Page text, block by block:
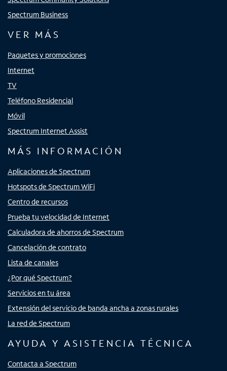
Spectrum Business
VER MÁS
Paquetes y promociones
Internet
TV
Teléfono Residencial
Móvil
Spectrum Internet Assist
MÁS INFORMACIÓN
Aplicaciones de Spectrum
Hotspots de Spectrum WiFi
Centro de recursos
Prueba tu velocidad de Internet
Calculadora de ahorros de Spectrum
Cancelación de contrato
Lista de canales
¿Por qué Spectrum?
Servicios en tu área
Extensión del servicio de banda ancha a zonas rurales
La red de Spectrum
AYUDA Y ASISTENCIA TÉCNICA
Contacta a Spectrum